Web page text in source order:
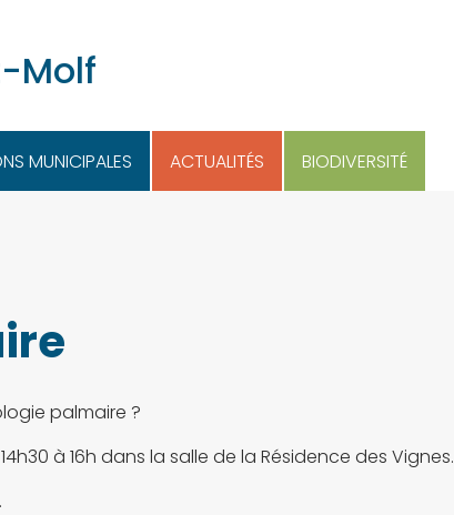
Molf
MUNICIPALES ACTUALITÉS BIODIVERSITÉ
palmaire ?
à 16h dans la salle de la Résidence des Vignes.